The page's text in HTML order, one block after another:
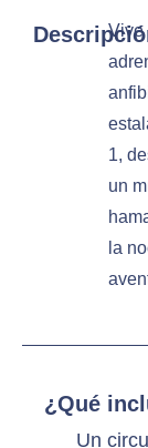
Vive
1,
un
la
¿Qué
Un